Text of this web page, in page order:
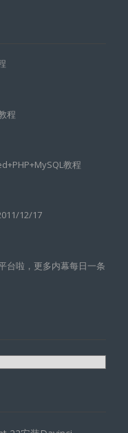
程
教程
12/17
台啦，更多内幕每日一条